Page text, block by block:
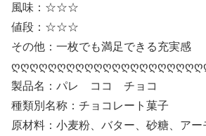
風味：☆☆☆
値段：☆☆☆
その他：一枚でも満足できる充実感
製品名：パレ ココ チョコ
種類別名称：チョコレート菓子
原材料：小麦粉、バター、砂糖、アー